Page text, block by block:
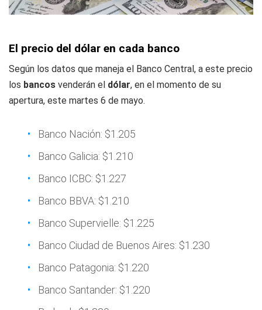
El precio del dólar en cada banco
Según los datos que maneja el Banco Central, a este precio
los bancos venderán el dólar, en el momento de su
apertura, este martes 6 de mayo.
Banco Nación: $1.205
Banco Galicia: $1.210
Banco ICBC: $1.227
Banco BBVA: $1.210
Banco Supervielle: $1.225
Banco Ciudad de Buenos Aires: $1.230
Banco Patagonia: $1.220
Banco Santander: $1.220